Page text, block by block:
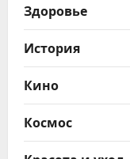
Здоровье
История
Кино
Космос